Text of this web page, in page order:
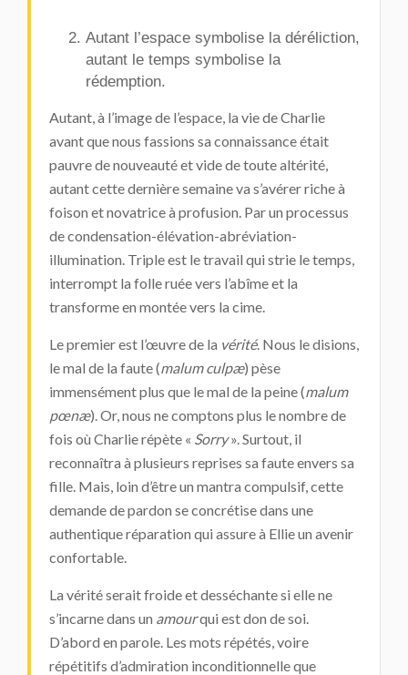
Autant l’espace symbolise la déréliction,
autant le temps symbolise la
rédemption.
Autant, à l’image de l’espace, la vie de Charlie
avant que nous fassions sa connaissance était
pauvre de nouveauté et vide de toute altérité,
autant cette dernière semaine va s’avérer riche à
foison et novatrice à profusion. Par un processus
de condensation-élévation-abréviation-
illumination. Triple est le travail qui strie le temps,
interrompt la folle ruée vers l’abîme et la
transforme en montée vers la cime.
Le premier est l’œuvre de la vérité. Nous le disions,
le mal de la faute (malum culpæ) pèse
immensément plus que le mal de la peine (malum
pœnæ). Or, nous ne comptons plus le nombre de
fois où Charlie répète « Sorry». Surtout, il
reconnaîtra à plusieurs reprises sa faute envers sa
fille. Mais, loin d’être un mantra compulsif, cette
demande de pardon se concrétise dans une
authentique réparation qui assure à Ellie un avenir
confortable.
La vérité serait froide et desséchante si elle ne
s’incarne dans un amourqui est don de soi.
D’abord en parole. Les mots répétés, voire
répétitifs d’admiration inconditionnelle que